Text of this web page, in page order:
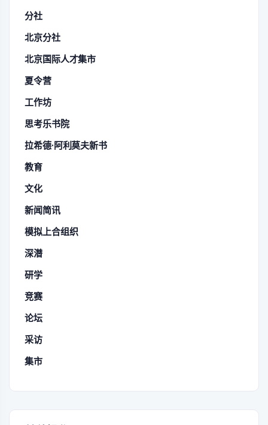
分社
北京分社
北京国际人才集市
夏令营
工作坊
思考乐书院
拉希德·阿利莫夫新书
教育
文化
新闻简讯
模拟上合组织
深潜
研学
竞赛
论坛
采访
集市